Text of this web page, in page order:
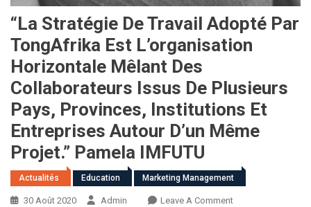
“La Stratégie De Travail Adopté Par
TongAfrika Est L’organisation
Horizontale Mêlant Des
Collaborateurs Issus De Plusieurs
Pays, Provinces, Institutions Et
Entreprises Autour D’un Même
Projet.” Pamela IMFUTU
Actualités Education Marketing Management
30 Août 2020 Admin Leave A Comment